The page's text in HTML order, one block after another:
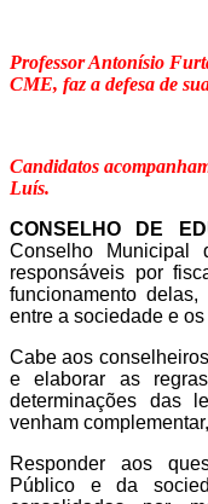
Professor Antonísio
CME, faz a defesa de
Candidatos
Luís.
CONSELHO DE
Conselho Municipal
responsáveis por
funcionamento
entre a sociedade e
Cabe aos
e elaborar as
determinações das
venham
Responder aos
Público e da